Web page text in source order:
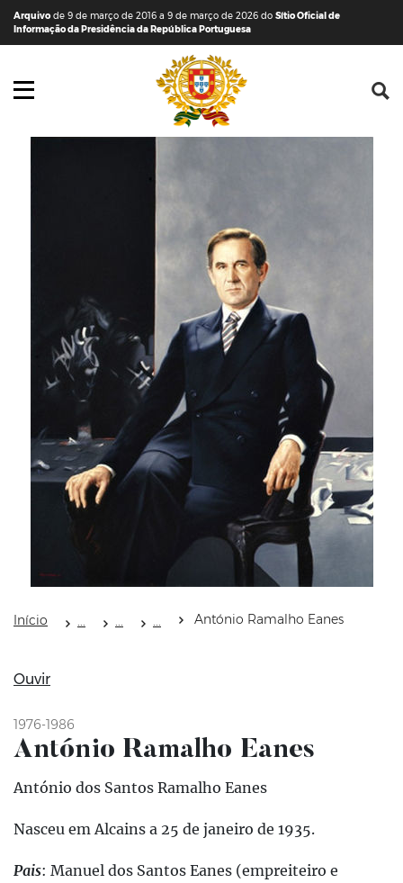
Saltar para o conteúdo (tecla de atalho c)
Mapa do Sítio
Arquivo de 9 de março de 2016 a 9 de março de 2026 do Sítio Oficial de
Informação da Presidência da República Portuguesa
Abrir menu principal
Início António Ramalho Eanes
Ouvir
1976-1986
António Ramalho Eanes
António dos Santos Ramalho Eanes
Nasceu em Alcains a 25 de janeiro de 1935.
Pais: Manuel dos Santos Eanes (empreiteiro e